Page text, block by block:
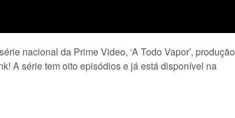
nacional da Prime Video, ‘A Todo Vapor’, produção
A série tem oito episódios e já está disponível na